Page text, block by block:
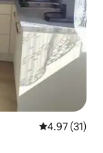
Ukadiriaji wa
4.97 (31)